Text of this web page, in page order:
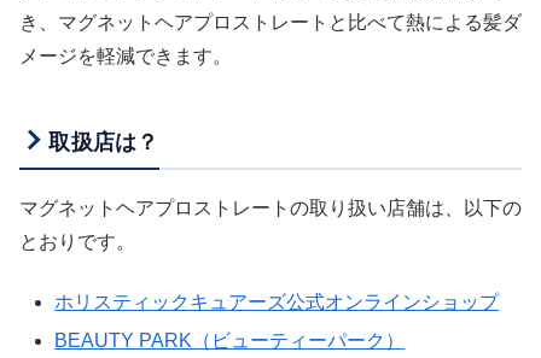
き、マグネットヘアプロストレートと比べて熱による髪ダ
メージを軽減できます。
取扱店は？
マグネットヘアプロストレートの取り扱い店舗は、以下の
とおりです。
ホリスティックキュアーズ公式オンラインショップ
BEAUTY PARK（ビューティーパーク）